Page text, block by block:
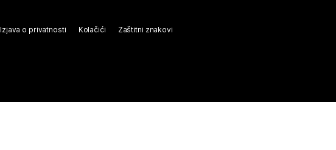
Izjava o privatnosti Kolačići Zaštitni znakovi